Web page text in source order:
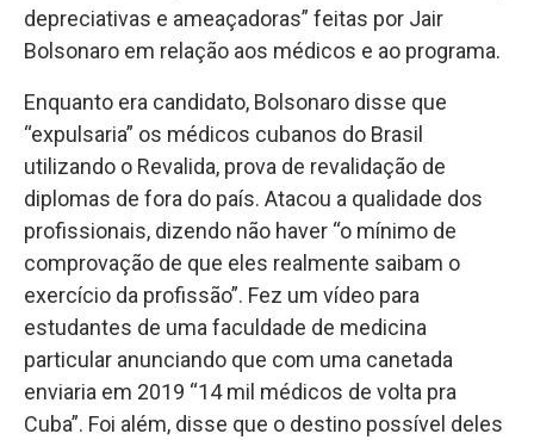
depreciativas e ameaçadoras” feitas por Jair
Bolsonaro em relação aos médicos e ao programa.
Enquanto era candidato, Bolsonaro disse que
“expulsaria” os médicos cubanos do Brasil
utilizando o Revalida, prova de revalidação de
diplomas de fora do país. Atacou a qualidade dos
profissionais, dizendo não haver “o mínimo de
comprovação de que eles realmente saibam o
exercício da profissão”. Fez um vídeo para
estudantes de uma faculdade de medicina
particular anunciando que com uma canetada
enviaria em 2019 “14 mil médicos de volta pra
Cuba”. Foi além, disse que o destino possível deles